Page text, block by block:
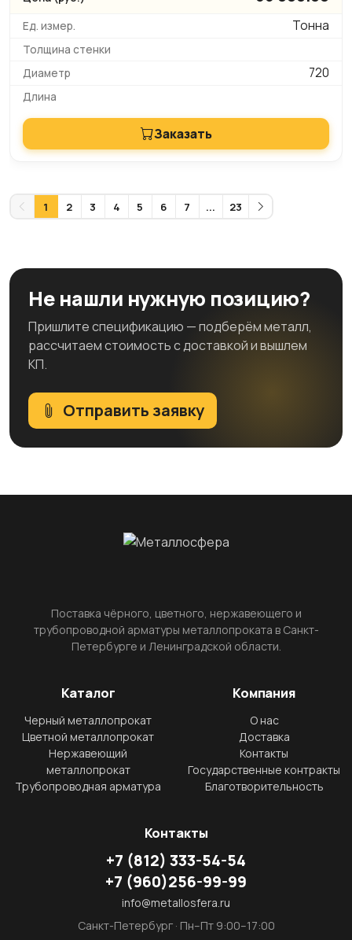
Тонна
720
Заказать
1 2 3 4 5 6 7 ... 23
Не нашли нужную позицию?
Пришлите спецификацию — подберём металл,
рассчитаем стоимость с доставкой и вышлем
КП.
Отправить заявку
Поставка чёрного, цветного, нержавеющего и
трубопроводной арматуры металлопроката в Санкт-
Петербурге и Ленинградской области.
Каталог
Черный металлопрокат
Цветной металлопрокат
Нержавеющий
металлопрокат
Трубопроводная арматура
Компания
О нас
Доставка
Контакты
Государственные контракты
Благотворительность
Контакты
+7 (812) 333-54-54
+7 (960)256-99-99
info@metallosfera.ru
Санкт-Петербург · Пн–Пт 9:00–17:00